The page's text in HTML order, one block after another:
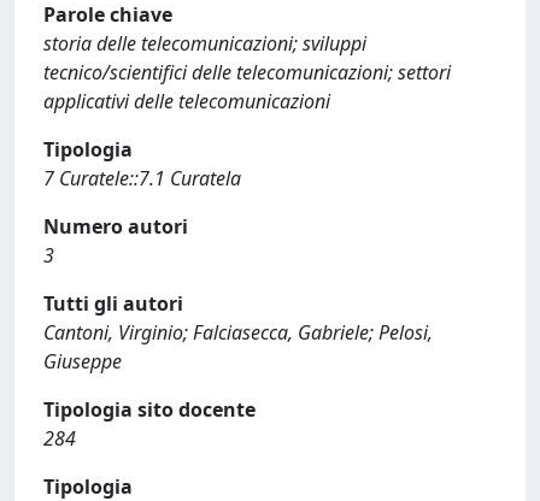
Parole chiave
storia delle telecomunicazioni; sviluppi
tecnico/scientifici delle telecomunicazioni; settori
applicativi delle telecomunicazioni
Tipologia
7 Curatele::7.1 Curatela
Numero autori
3
Tutti gli autori
Cantoni, Virginio; Falciasecca, Gabriele; Pelosi,
Giuseppe
Tipologia sito docente
284
Tipologia